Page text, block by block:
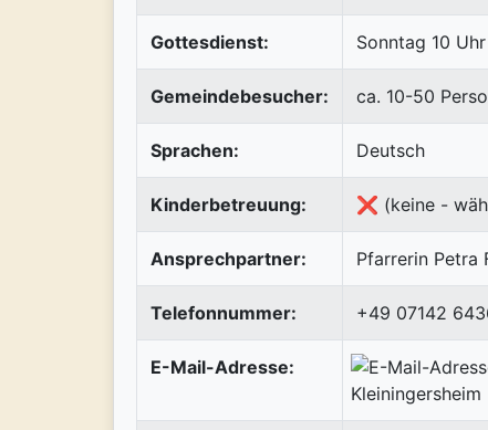
Gottesdienst: Sonntag 10 Uhr
Gemeindebesucher: ca. 10-50
Sprachen: Deutsch
Kinderbetreuung: ❌ (keine -
Ansprechpartner: Pfarrerin Petra
Telefonnummer: +49 07142
E-Mail-Adresse: